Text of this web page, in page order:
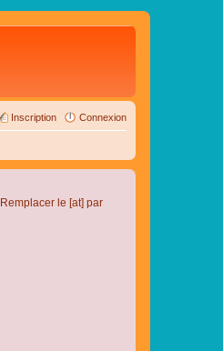
Connexion
Inscription
. Remplacer le [at] par